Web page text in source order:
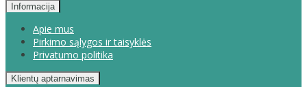
Informacija
Apie mus
Pirkimo sąlygos ir taisyklės
Privatumo politika
Klientų aptarnavimas